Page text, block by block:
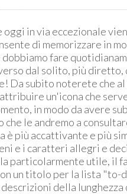
oggi in via eccezionale
di memorizzare in
dobbiamo fare
dal solito, più
Da subito noterete che
un'icona che
in modo da avere
che le andremo a
è più accattivante e più
e i caratteri allegri e
particolarmente utile, il
un titolo per la lista
della